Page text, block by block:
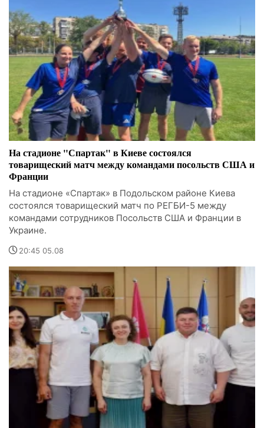
На стадионе "Спартак" в Киеве состоялся
товарищеский матч между командами посольств США и
Франции
На стадионе «Спартак» в Подольском районе Киева
состоялся товарищеский матч по РЕГБИ-5 между
командами сотрудников Посольств США и Франции в
Украине.
20:45 05.08